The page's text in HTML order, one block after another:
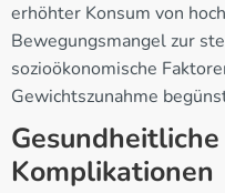
erhöhter Konsum von
Bewegungsmangel zur
sozioökonomische
Gewichtszunahme
Komplikationen